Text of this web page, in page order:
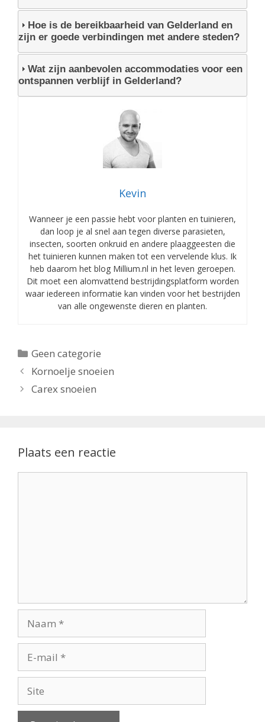
Hoe is de bereikbaarheid van Gelderland en
zijn er goede verbindingen met andere steden?
Wat zijn aanbevolen accommodaties voor een
ontspannen verblijf in Gelderland?
Kevin
Wanneer je een passie hebt voor planten en tuinieren,
dan loop je al snel aan tegen diverse parasieten,
insecten, soorten onkruid en andere plaaggeesten die
het tuinieren kunnen maken tot een vervelende klus. Ik
heb daarom het blog Millium.nl in het leven geroepen.
Dit moet een alomvattend bestrijdingsplatform worden
waar iedereen informatie kan vinden voor het bestrijden
van alle ongewenste dieren en planten.
Categorieën
Geen categorie
Kornoelje snoeien
Carex snoeien
Plaats een reactie
mail